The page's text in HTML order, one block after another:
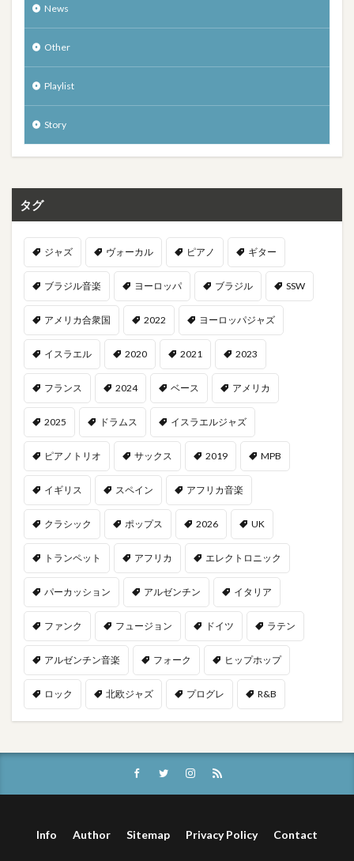
News
Other
Playlist
Story
タグ
ジャズ ヴォーカル ピアノ ギター
ブラジル音楽 ヨーロッパ ブラジル SSW
アメリカ合衆国 2022 ヨーロッパジャズ
イスラエル 2020 2021 2023
フランス 2024 ベース アメリカ
2025 ドラムス イスラエルジャズ
ピアノトリオ サックス 2019 MPB
イギリス スペイン アフリカ音楽
クラシック ポップス 2026 UK
トランペット アフリカ エレクトロニック
パーカッション アルゼンチン イタリア
ファンク フュージョン ドイツ ラテン
アルゼンチン音楽 フォーク ヒップホップ
ロック 北欧ジャズ プログレ R&B
Info Author Sitemap Privacy Policy Contact